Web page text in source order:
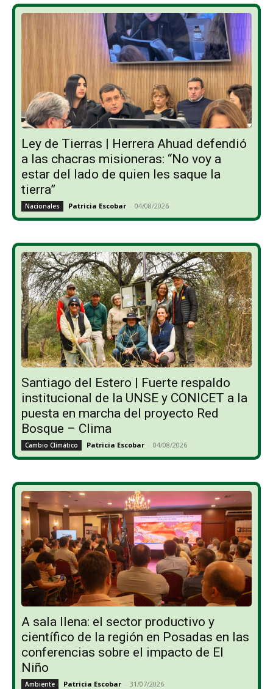
Ley de Tierras | Herrera Ahuad defendió
a las chacras misioneras: “No voy a
estar del lado de quien les saque la
tierra”
Nacionales Patricia Escobar - 04/08/2026
Santiago del Estero | Fuerte respaldo
institucional de la UNSE y CONICET a la
puesta en marcha del proyecto Red
Bosque – Clima
Cambio Climático Patricia Escobar - 04/08/2026
A sala llena: el sector productivo y
científico de la región en Posadas en las
conferencias sobre el impacto de El
Niño
Ambiente Patricia Escobar - 31/07/2026